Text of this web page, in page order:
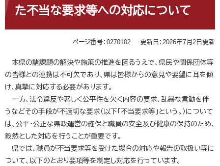
文
へ
た不当な要求等への対応について
ページ番号：0270102 更新日：2026年7月2日更新
本県の諸課題の解決や施策の推進を図るうえで、県民や関係団体等
の皆様との連携は不可欠であり、県は皆様からの意見や要望に耳を傾
け、真摯に対応する必要があります。
一方、法令違反や著しく公平性を欠く内容の要求、乱暴な言動を伴
うなどその手段が不適切な要求（以下「不当要求等」という。）について
は、公平・公正な県政運営の確保と職員の安全及び健康の保持のため、
毅然とした対応を行うことが重要です。
県では、職員が不当要求等を受けた場合の対応や報告の取扱い等に
ついて、以下のとおり要項等を制定し対応を行っています。